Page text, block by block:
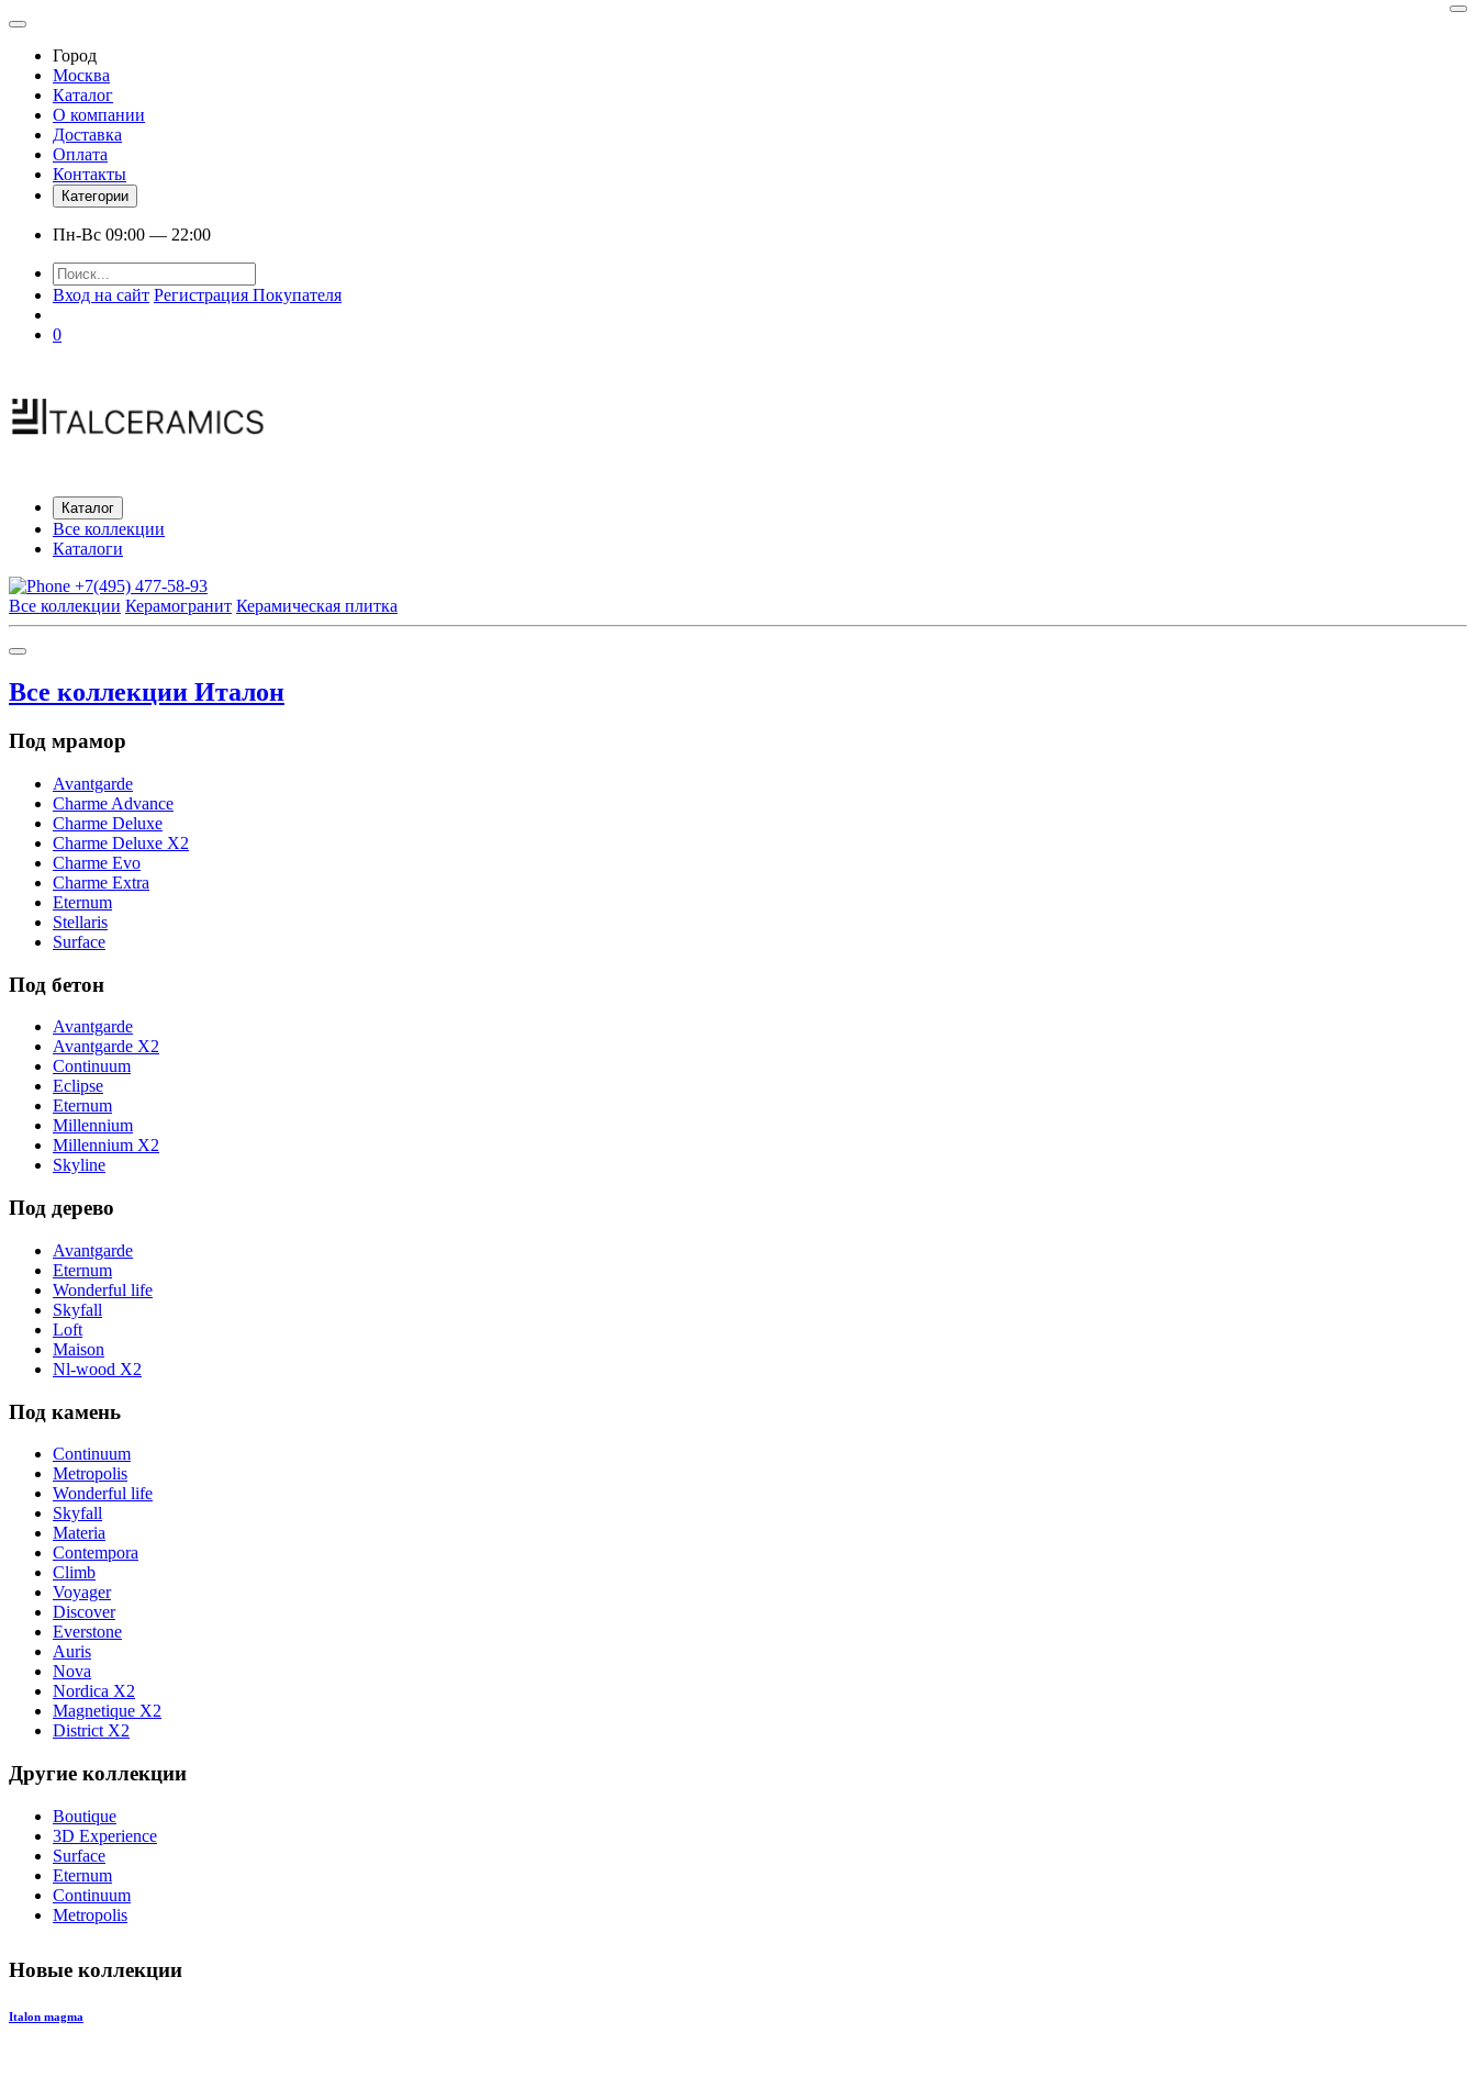
Город
Москва
Каталог
О компании
Доставка
Оплата
Контакты
Категории
Пн-Вс 09:00 — 22:00
Вход на сайт Регистрация Покупателя
0
Каталог
Все коллекции
Каталоги
+7(495) 477-58-93
Все коллекции Керамогранит Керамическая плитка
Все коллекции Италон
Под мрамор
Avantgarde
Charme Advance
Charme Deluxe
Charme Deluxe X2
Charme Evo
Charme Extra
Eternum
Stellaris
Surface
Под бетон
Avantgarde
Avantgarde X2
Continuum
Eclipse
Eternum
Millennium
Millennium X2
Skyline
Под дерево
Avantgarde
Eternum
Wonderful life
Skyfall
Loft
Maison
Nl-wood X2
Под камень
Continuum
Metropolis
Wonderful life
Skyfall
Materia
Contempora
Climb
Voyager
Discover
Everstone
Auris
Nova
Nordica X2
Magnetique X2
District X2
Другие коллекции
Boutique
3D Experience
Surface
Eternum
Continuum
Metropolis
Новые коллекции
Italon magma